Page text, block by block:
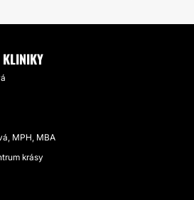
KLINIKY
MPH, MBA
krásy